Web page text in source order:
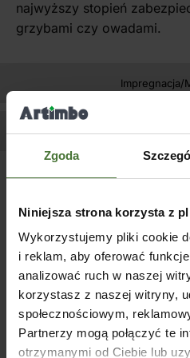
Zgoda
Niniejsza strona korzysta z
Wykorzystujemy pliki cookie
i reklam, aby oferować
analizować ruch w naszej
korzystasz z naszej witryny,
społecznościowym,
Partnerzy mogą połączyć te
otrzymanymi od Ciebie lub
Impregnacja/
Zapytaj o
najwyższy stopień
grzybami czy owadami.